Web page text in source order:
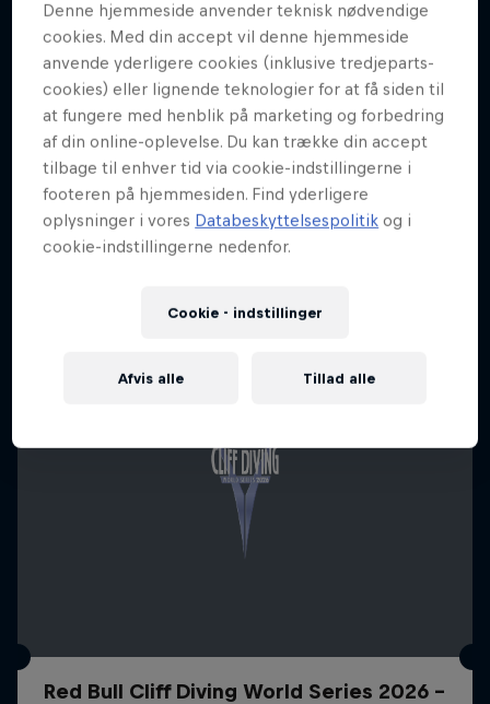
Red Bull Cliff Diving World Series 2026 -
Denne hjemmeside anvender teknisk nødvendige
cookies. Med din accept vil denne hjemmeside
anvende yderligere cookies (inklusive tredjeparts-
cookies) eller lignende teknologier for at få siden til
at fungere med henblik på marketing og forbedring
af din online-oplevelse. Du kan trække din accept
tilbage til enhver tid via cookie-indstillingerne i
footeren på hjemmesiden. Find yderligere
oplysninger i vores Databeskyttelsespolitik og i
cookie-indstillingerne nedenfor.
Cookie - indstillinger
Afvis alle Tillad alle